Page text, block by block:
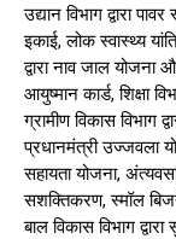
उद्यान विभाग द्वारा
इकाई, लोक स्वास्थ्य
द्वारा नाव जाल योजना
आयुष्मान कार्ड, शिक्षा
ग्रामीण विकास विभाग
प्रधानमंत्री उज्जवला
सहायता योजना,
सशक्तिकरण, स्मॉल
बाल विकास विभाग